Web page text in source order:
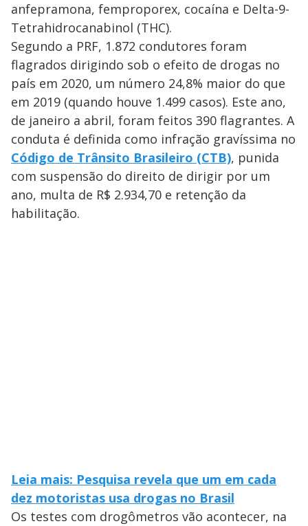
anfepramona, femproporex, cocaína e Delta-9-
Tetrahidrocanabinol (THC).
Segundo a PRF, 1.872 condutores foram
flagrados dirigindo sob o efeito de drogas no
país em 2020, um número 24,8% maior do que
em 2019 (quando houve 1.499 casos). Este ano,
de janeiro a abril, foram feitos 390 flagrantes. A
conduta é definida como infração gravíssima no
Código de Trânsito Brasileiro (CTB), punida
com suspensão do direito de dirigir por um
ano, multa de R$ 2.934,70 e retenção da
habilitação.
Leia mais: Pesquisa revela que um em cada
dez motoristas usa drogas no Brasil
Os testes com drogômetros vão acontecer, na